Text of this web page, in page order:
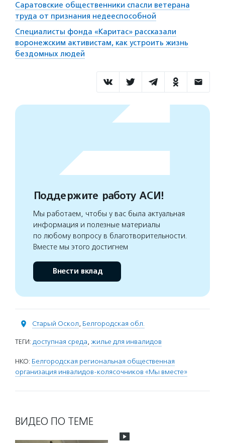
Саратовские общественники спасли ветерана
труда от признания недееспособной
Специалисты фонда «Каритас» рассказали
воронежским активистам, как устроить жизнь
бездомных людей
Поддержите работу АСИ!
Мы работаем, чтобы у вас была актуальная
информация и полезные материалы
по любому вопросу в благотворительности.
Вместе мы этого достигнем
Внести вклад
Старый Оскол, Белгородская обл.
ТЕГИ: доступная среда, жилье для инвалидов
НКО: Белгородская региональная общественная
организация инвалидов-колясочников «Мы вместе»
ВИДЕО ПО ТЕМЕ